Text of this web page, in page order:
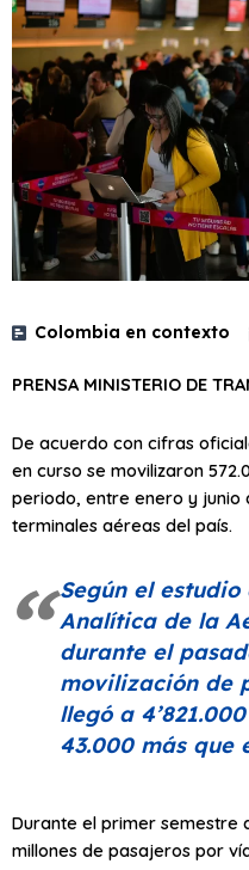
Colombia en contexto
PRENSA MINISTERIO DE
De acuerdo con cifras
en curso se movilizaron
periodo, entre enero y junio
terminales aéreas del país.
Según el
Analítica de la
durante el
movilización de
llegó a
43.000 más que
Durante el primer semestre
millones de pasajeros por